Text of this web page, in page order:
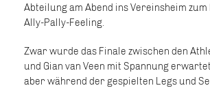
Abteilung am Abend ins Vereinsheim zum
Ally-Pally-Feeling.
Zwar wurde das Finale zwischen den
und Gian van Veen mit Spannung
aber während der gespielten Legs und